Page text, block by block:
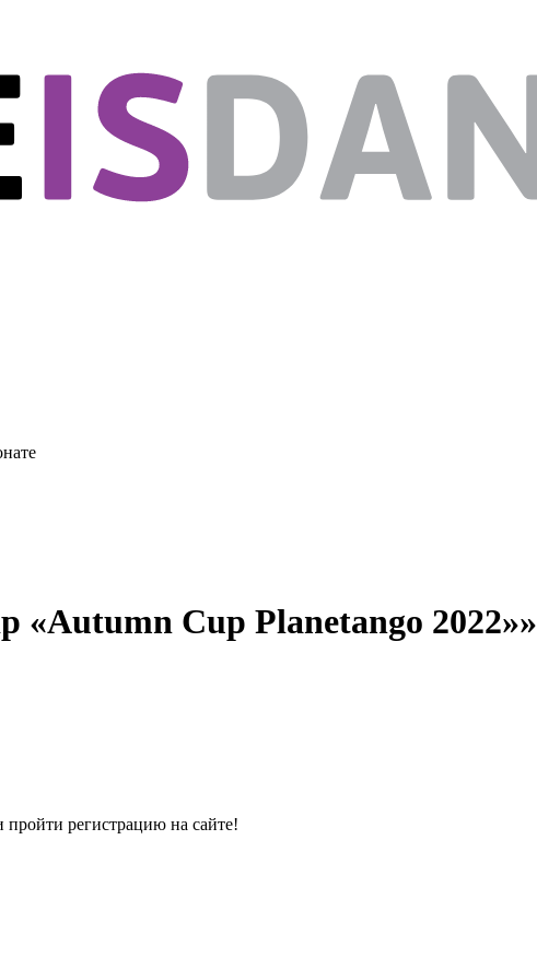
«Autumn Cup Planetango 2022»»
регистрацию на сайте!